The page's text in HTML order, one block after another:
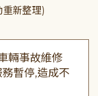
重新整理)
輛事故維修
暫停,造成不